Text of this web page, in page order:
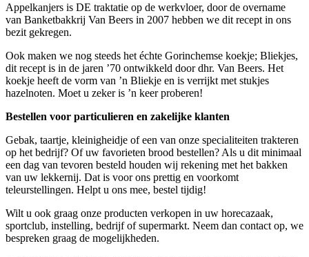
Appelkanjers is DE traktatie op de werkvloer, door de overname
van Banketbakkrij Van Beers in 2007 hebben we dit recept in ons
bezit gekregen.
Ook maken we nog steeds het échte Gorinchemse koekje; Bliekjes,
dit recept is in de jaren ’70 ontwikkeld door dhr. Van Beers. Het
koekje heeft de vorm van ’n Bliekje en is verrijkt met stukjes
hazelnoten. Moet u zeker is ’n keer proberen!
Bestellen voor particulieren en zakelijke klanten
Gebak, taartje, kleinigheidje of een van onze specialiteiten trakteren
op het bedrijf? Of uw favorieten brood bestellen? Als u dit minimaal
een dag van tevoren besteld houden wij rekening met het bakken
van uw lekkernij. Dat is voor ons prettig en voorkomt
teleurstellingen. Helpt u ons mee, bestel tijdig!
Wilt u ook graag onze producten verkopen in uw horecazaak,
sportclub, instelling, bedrijf of supermarkt. Neem dan contact op, we
bespreken graag de mogelijkheden.